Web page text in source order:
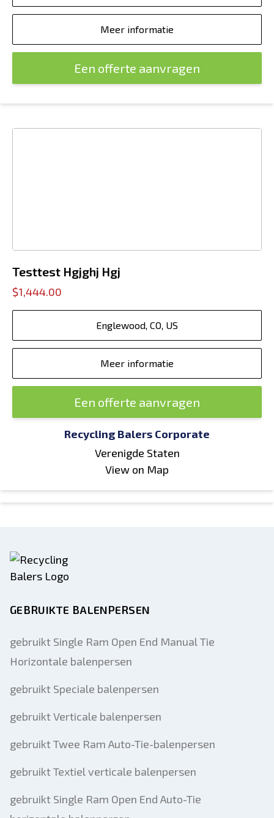
Meer informatie
Een offerte aanvragen
Testtest Hgjghj Hgj
$1,444.00
Englewood, CO, US
Meer informatie
Een offerte aanvragen
Recycling Balers Corporate
Verenigde Staten
View on Map
GEBRUIKTE BALENPERSEN
gebruikt Single Ram Open End Manual Tie
Horizontale balenpersen
gebruikt Speciale balenpersen
gebruikt Verticale balenpersen
gebruikt Twee Ram Auto-Tie-balenpersen
gebruikt Textiel verticale balenpersen
gebruikt Single Ram Open End Auto-Tie